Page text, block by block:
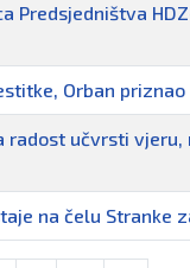
Predsjedništva
Orban priznao
radost učvrsti vjeru,
na čelu Stranke